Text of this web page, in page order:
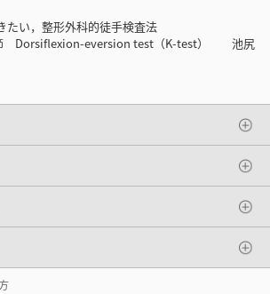
たい，整形外科的徒手検査法
Dorsiflexion-eversion test（K-test） 池尻